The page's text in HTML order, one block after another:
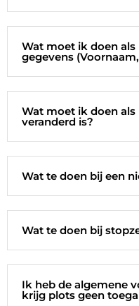
Wat moet ik doen
gegevens
Wat moet ik doen
veranderd is?
Wat te doen bij een
Wat te doen bij
Ik heb de algemene
krijg plots geen